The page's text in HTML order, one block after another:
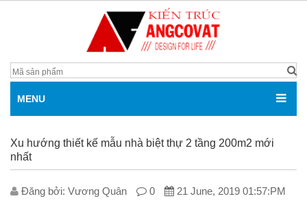
MENU
Xu hướng thiết kế mẫu nhà biệt thự 2 tầng 200m2 mới
nhất
Đăng bởi: V­ương Quân 0 21 June, 2019 01:57:PM